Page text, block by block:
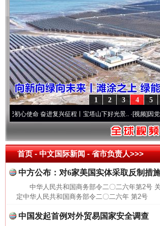
5
4
3
2
1
使命 奋进复兴征程丨宝塔山下好光景..·[视频]因党而生
首页- 中文国际新闻 -省市负责人>>>
中方公布：对6家美国实体采取反制措
中华人民共和国商务部令二〇二六年第2号
定中华人民共和国商务部令二〇二六年 第2号
中国发起首例对外贸易国家安全调查